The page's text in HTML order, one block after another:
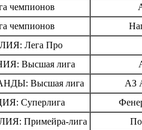
чемпионов
чемпионов
Лега Про
Высшая лига
Высшая лига АЗ
Суперлига
Примейра-лига